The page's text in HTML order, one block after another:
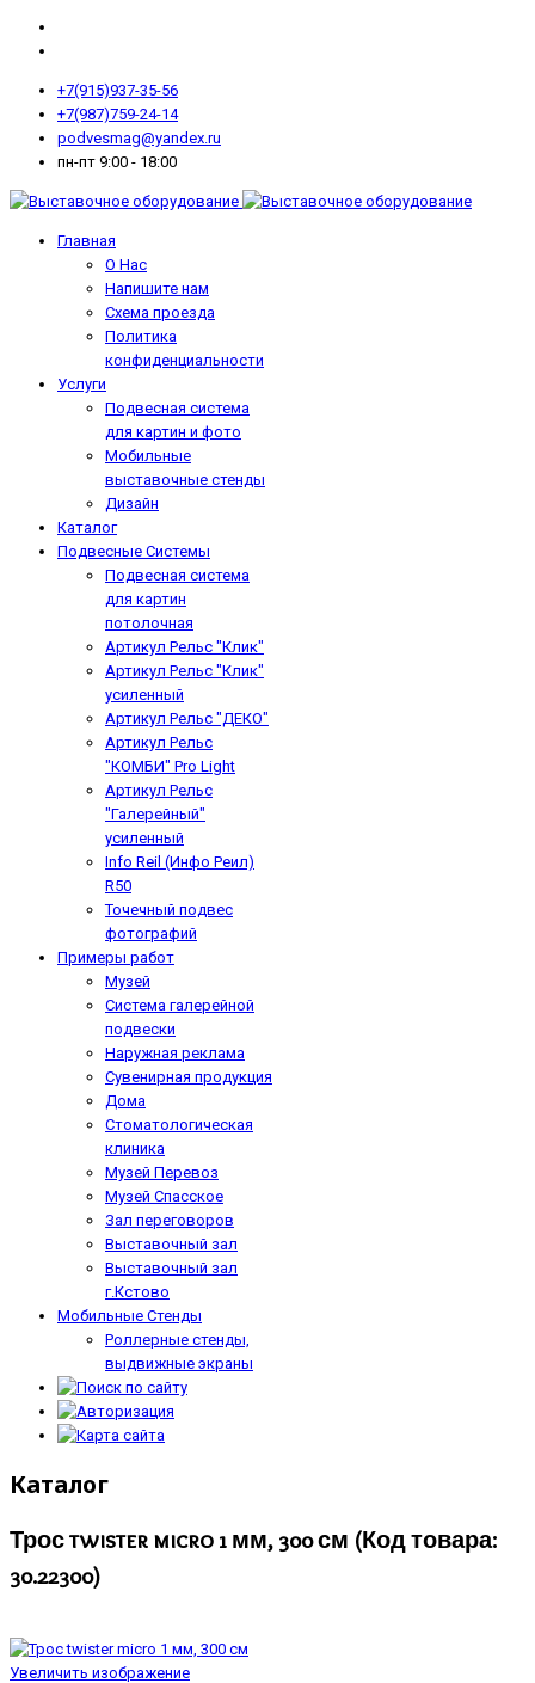
+7(915)937-35-56
+7(987)759-24-14
podvesmag@yandex.ru
пн-пт 9:00 - 18:00
Главная
О Нас
Напишите нам
Схема проезда
Политика
конфиденциальности
Услуги
Подвесная система
для картин и фото
Мобильные
выставочные стенды
Дизайн
Каталог
Подвесные Системы
Подвесная система
для картин
потолочная
Артикул Рельс "Клик"
Артикул Рельс "Клик"
усиленный
Артикул Рельс "ДЕКО"
Артикул Рельс
"КОМБИ" Pro Light
Артикул Рельс
"Галерейный"
усиленный
Info Reil (Инфо Реил)
R50
Точечный подвес
фотографий
Примеры работ
Музей
Система галерейной
подвески
Наружная реклама
Сувенирная продукция
Дома
Стоматологическая
клиника
Музей Перевоз
Музей Спасское
Зал переговоров
Выставочный зал
Выставочный зал
г.Кстово
Мобильные Стенды
Роллерные стенды,
выдвижные экраны
Каталог
Трос twister micro 1 мм, 300 см (Код товара:
30.22300)
Увеличить изображение